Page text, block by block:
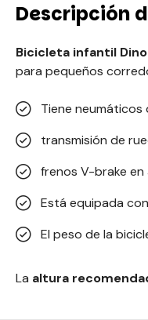
Descripción
Bicicleta infantil
para pequeños
Tiene neumáticos
transmisión de
frenos V-brake en
Está equipada
El peso de la
La altura